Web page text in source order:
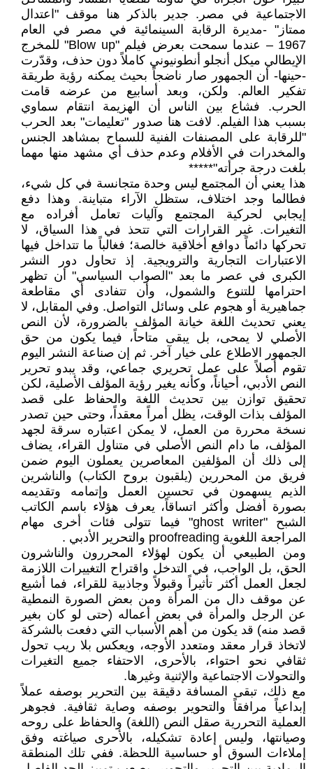
الاجتماعية في مصر. جدير بالذكر هنا موقف "اعتدال
ممتاز" -مديرة الرقابة السينمائية في مصر في العام
1967 – عندما سمحت بعرض فيلم "Blow up" للمخرج
الإيطالي ميكل أنجلو أنطونيوني كاملاً دون حذف، وقدّرت
-حينها- أن الجمهور صار ناضجاً بحيث يمكنه رؤية طريقة
تفكير العالم. ولكن، وبعد أسابيع من عرضه قامت
الحرب. فشاع بين الناس أن الهزيمة انتقام سماوي
بسبب هذا الفيلم. لافت هنا صدور "تعليمات" بعد الحرب
"للرقابة على المصنفات الفنية للسماح بمشاهد الجنس
والمخدرات في الأفلام وعدم حذف أي مشهد منها مهما
بلغت درجة جرأته"*****
هذا يعني أن المجتمع ليس وحدة متجانسة في كل شيء،
فطالما وجد اختلاف، ستظل الآراء متباينة. وهذا دفع
إيجابي لحركية المجتمع وآليات تعامل أفراده مع
التغيرات. غير القرارات التي تتحذ في هذا السياق، لا
تحركها دائماً دوافع أخلاقية خالصة؛ فغالباً ما تتداخل فيها
الاعتبارات التجارية والترويجية. إذ تحاول دور النشر
الكبرى في عصر ما بعد "الصواب السياسي" أن تظهر
احترامها للتنوع والشمول، وأن تتفادى أي مقاطعة
جماهيرية أو هجوم على وسائل التواصل. وفي المقابل، لا
يعني تحديث اللغة خيانة المؤلف بالضرورة، لأن النص
الأصلي لا يمحى، بل يبقى متاحاً، فيما يكون من حق
الجمهور الاطلاع على خيار آخر. ثم إن صناعة النشر اليوم
تقوم أصلاً على عمل تحريري جماعي، وقد يبدو تحرير
النص الأدبي، أحياناً، وكأنه يغير رؤية المؤلف الأصلية، لكن
تحقيق توازن بين تحديث اللغة والحفاظ على قصد
المؤلف بذات الوقت، يظل أمراً معقداً، وحتى حين تصدر
نسخة محررة من العمل، لا يمكن اعتباره سرقة لجهد
المؤلف، ما دام النص الأصلي في متناول القراء، يضاف
إلى ذلك أن المؤلفين المعاصرين يعملون اليوم ضمن
فريق من المحررين (يلقبون بروح الكتاب) والناشرين
الذيم يسهمون في تحسين العمل وإتمامه وتقديمه
بصورة أفضل وأكثر اتساقاً، يعرف هؤلاء باسم الكاتب
الشبح "ghost writer" فيما تتولى فئات أخرى مهام
المراجعة اللغوية proofreading والتحرير الأدبي .
ومن الطبيعي أن يكون لهؤلاء المحررون والناشرون
الحق، بل الواجب، في التدخل واقتراح التغييرات اللازمة
لجعل العمل أكثر تأثيراً وقبولاً وجاذبية للقراء، فما أشيع
عن موقف دال من المرأة ومن بعض الصورة النمطية
عن الرجل والمرأة في بعض أعماله (حتى لو كان بغير
قصد منه) قد يكون من أهم الأسباب التي دفعت بالشركة
لاتخاذ قرار معقد ومتعدد الأوجه، ويعكس بلا ريب تحول
ثقافي نحو احتواء، بالأحرى، الاحتفاء جميع التغيرات
والتحولات الاجتماعية والإثنية وغيرها.
مع ذلك، تبقى المسافة دقيقة بين التحرير بوصفه عملاً
إبداعياً مرافقاً والتحوير بوصفه وصاية ثقافية. فجوهر
العملية التحررية صقل النص (اللغة) والحفاظ على روحه
وصيانتها، وليس إعادة تشكيله، بالأحرى صياغته وفق
إملاءات السوق أو حساسية اللحظة. ففي تلك المنطقة